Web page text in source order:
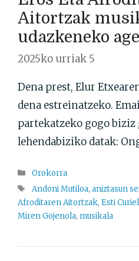
Aitortzak
udazkeneko
2025ko urriak 5
Dena prest, Elur
dena estreinatzeko.
partekatzeko gogo biziz
lehendabiziko datak:
Atalak
Orokorra
Etiketak
Andoni Mutiloa, aniztasun
Afroditaren Aitortzak, Esti Curiel
Miren Gojenola, musikala